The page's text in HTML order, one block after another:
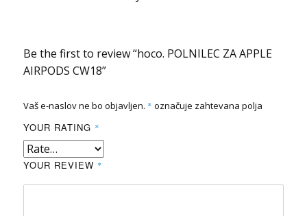
Be the first to review “hoco. POLNILEC ZA APPLE
AIRPODS CW18”
Vaš e-naslov ne bo objavljen. * označuje zahtevana polja
YOUR RATING *
YOUR REVIEW *